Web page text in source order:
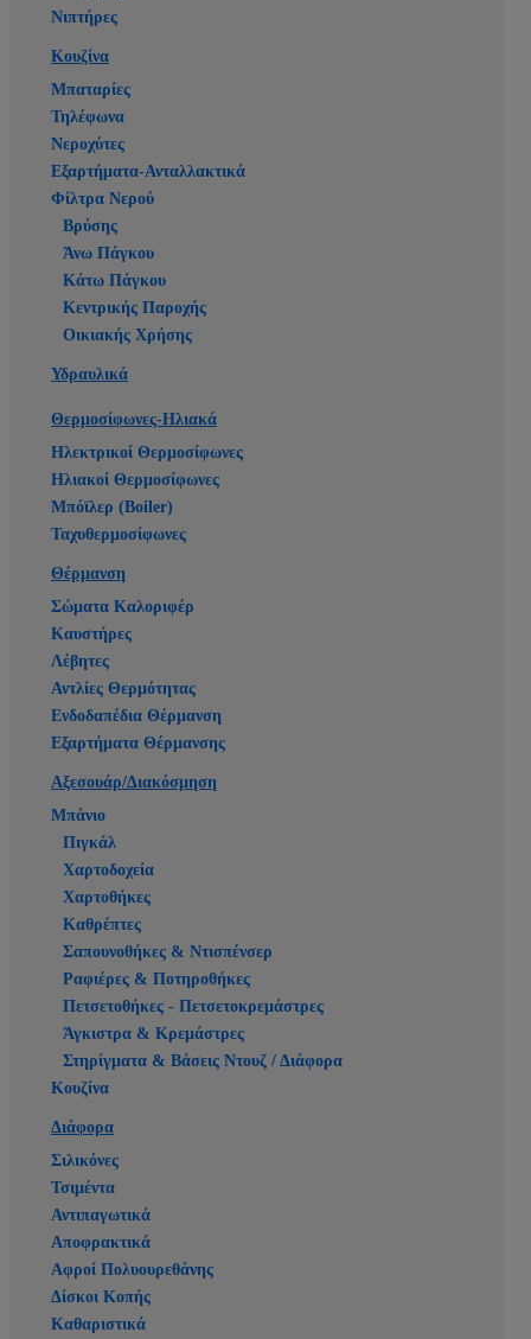
Νιπτήρες
Κουζίνα
Μπαταρίες
Τηλέφωνα
Νεροχύτες
Εξαρτήματα-Ανταλλακτικά
Φίλτρα Νερού
Βρύσης
Άνω Πάγκου
Κάτω Πάγκου
Κεντρικής Παροχής
Οικιακής Χρήσης
Υδραυλικά
Θερμοσίφωνες-Ηλιακά
Ηλεκτρικοί Θερμοσίφωνες
Ηλιακοί Θερμοσίφωνες
Μπόϊλερ (Boiler)
Ταχυθερμοσίφωνες
Θέρμανση
Σώματα Καλοριφέρ
Καυστήρες
Λέβητες
Αντλίες Θερμότητας
Ενδοδαπέδια Θέρμανση
Εξαρτήματα Θέρμανσης
Αξεσουάρ/Διακόσμηση
Μπάνιο
Πιγκάλ
Χαρτοδοχεία
Χαρτοθήκες
Καθρέπτες
Σαπουνοθήκες & Ντισπένσερ
Ραφιέρες & Ποτηροθήκες
Πετσετοθήκες - Πετσετοκρεμάστρες
Άγκιστρα & Κρεμάστρες
Στηρίγματα & Βάσεις Ντουζ / Διάφορα
Κουζίνα
Διάφορα
Σιλικόνες
Τσιμέντα
Αντιπαγωτικά
Αποφρακτικά
Αφροί Πολυουρεθάνης
Δίσκοι Κοπής
Καθαριστικά